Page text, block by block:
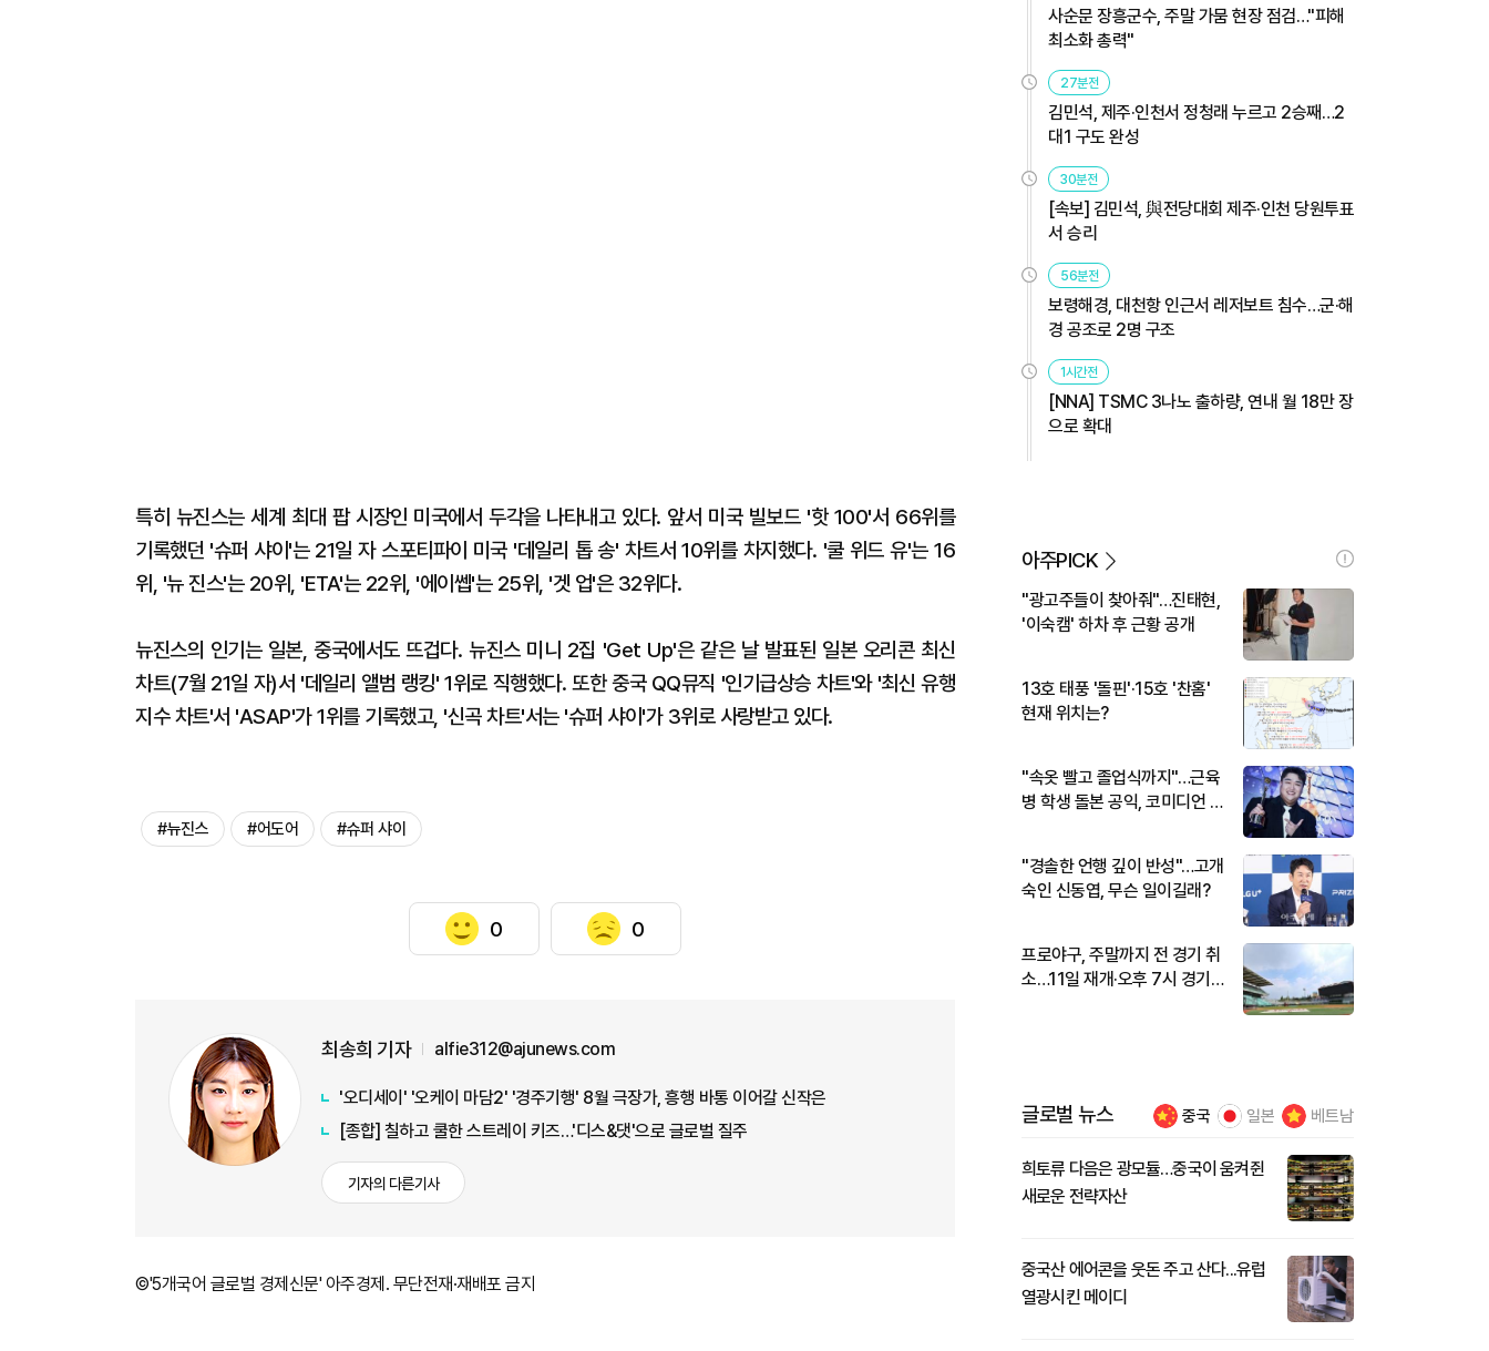
특히 뉴진스는 세계 최대 팝 시장인 미국에서 두각을 나타내고 있다. 앞서 미국 빌보드 '핫 100'서 66위를
기록했던 '슈퍼 샤이'는 21일 자 스포티파이 미국 '데일리 톱 송' 차트서 10위를 차지했다. '쿨 위드 유'는 16
위, '뉴 진스'는 20위, 'ETA'는 22위, '에이쎕'는 25위, '겟 업'은 32위다.
뉴진스의 인기는 일본, 중국에서도 뜨겁다. 뉴진스 미니 2집 'Get Up'은 같은 날 발표된 일본 오리콘 최신
차트(7월 21일 자)서 '데일리 앨범 랭킹' 1위로 직행했다. 또한 중국 QQ뮤직 '인기급상승 차트'와 '최신 유행
지수 차트'서 'ASAP'가 1위를 기록했고, '신곡 차트'서는 '슈퍼 샤이'가 3위로 사랑받고 있다.
#뉴진스 #어도어 #슈퍼 샤이
0 0
최송희 기자 alfie312@ajunews.com
'오디세이' '오케이 마담2' '경주기행' 8월 극장가, 흥행 바통 이어갈 신작은
[종합] 칠하고 쿨한 스트레이 키즈…'디스&댓'으로 글로벌 질주
기자의 다른기사
©'5개국어 글로벌 경제신문' 아주경제. 무단전재·재배포 금지
사순문 장흥군수, 주말 가뭄 현장 점검…"피해
최소화 총력"
27분전
김민석, 제주·인천서 정청래 누르고 2승째…2
대1 구도 완성
30분전
[속보] 김민석, 與전당대회 제주·인천 당원투표
서 승리
56분전
보령해경, 대천항 인근서 레저보트 침수…군·해
경 공조로 2명 구조
1시간전
[NNA] TSMC 3나노 출하량, 연내 월 18만 장
으로 확대
아주PICK
"광고주들이 찾아줘"…진태현,
'이숙캠' 하차 후 근황 공개
13호 태풍 '돌핀'·15호 '찬홈'
현재 위치는?
"속옷 빨고 졸업식까지"…근육
병 학생 돌본 공익, 코미디언 김
"경솔한 언행 깊이 반성"…고개
숙인 신동엽, 무슨 일이길래?
프로야구, 주말까지 전 경기 취
소…11일 재개·오후 7시 경기
글로벌 뉴스 중국 일본 베트남
희토류 다음은 광모듈…중국이 움켜쥔
새로운 전략자산
중국산 에어콘을 웃돈 주고 산다...유럽
열광시킨 메이디